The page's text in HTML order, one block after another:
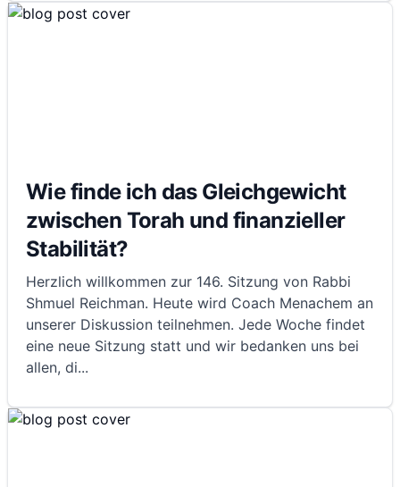
Wie finde ich das Gleichgewicht
zwischen Torah und finanzieller
Stabilität?
Herzlich willkommen zur 146. Sitzung von Rabbi
Shmuel Reichman. Heute wird Coach Menachem an
unserer Diskussion teilnehmen. Jede Woche findet
eine neue Sitzung statt und wir bedanken uns bei
allen, di...